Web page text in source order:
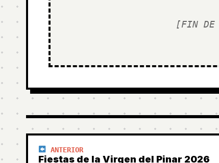
[FIN DE
ANTERIOR
Fiestas de la Virgen del Pinar 2026